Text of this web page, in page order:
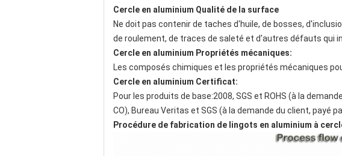
Cercle en aluminium Qualité de la surface
Ne doit pas contenir de taches d'huile, de bosses,
de roulement, de traces de saleté et d'autres défauts qui
Cercle en aluminium Propriétés mécaniques:
Les composés chimiques et les propriétés mécaniques
Cercle en aluminium Certificat:
Pour les produits de base:2008, SGS et ROHS (à la
CO), Bureau Veritas et SGS (à la demande du client, payé
Procédure de fabrication de lingots en aluminium à